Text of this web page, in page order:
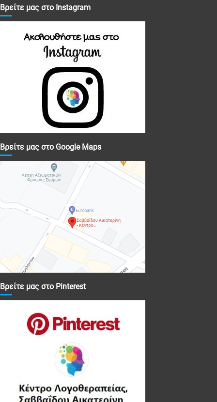
Βρείτε μας στο Instagram
Βρείτε μας στο Google Maps
Βρείτε μας στο Pinterest